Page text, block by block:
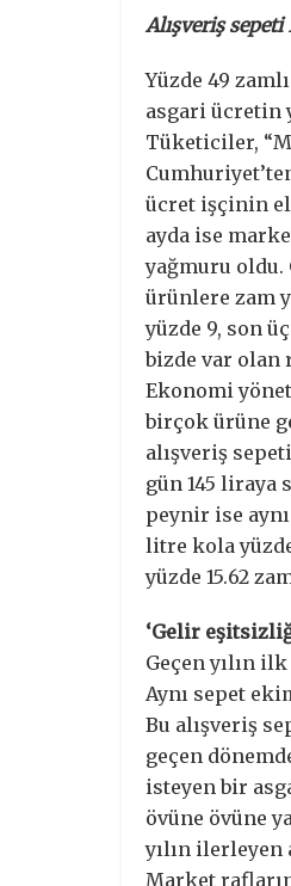
Alışveriş sepeti
Yüzde 49
asgari ücretin
Tüketiciler,
ücret işçinin
ayda ise
yağmuru
ürünlere zam
yüzde 9, son
bizde var olan
Ekonomi
birçok ürüne
alışveriş
gün 145 liraya
peynir ise
litre kola
yüzde 15.62
‘Gelir
Geçen yılın
Aynı sepet
Bu alışveriş
geçen
isteyen bir
övüne övüne
yılın ilerleyen
Market